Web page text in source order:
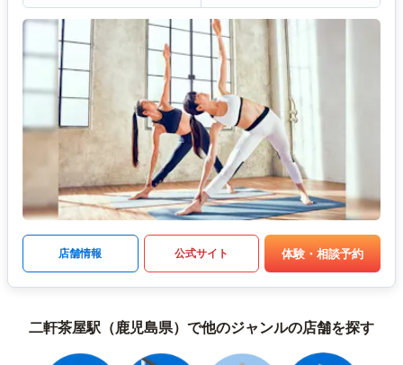
店舗情報 公式サイト 体験・相談予約
二軒茶屋駅（鹿児島県）で他のジャンルの店舗を探す